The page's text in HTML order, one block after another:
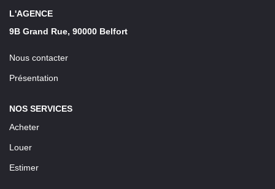
Confiez-Nous La Recherche De Votre Location
L'AGENCE
9B Grand Rue, 90000 Belfort
Nous contacter
Présentation
NOS SERVICES
Acheter
Louer
Estimer